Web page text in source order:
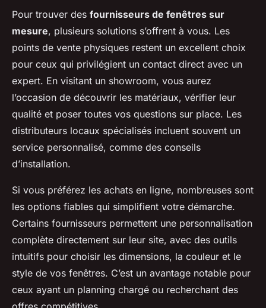
Pour trouver des fournisseurs de fenêtres sur
mesure, plusieurs solutions s’offrent à vous. Les
points de vente physiques restent un excellent choix
pour ceux qui privilégient un contact direct avec un
expert. En visitant un showroom, vous aurez
l’occasion de découvrir les matériaux, vérifier leur
qualité et poser toutes vos questions sur place. Les
distributeurs locaux spécialisés incluent souvent un
service personnalisé, comme des conseils
d’installation.
Si vous préférez les achats en ligne, nombreuses sont
les options fiables qui simplifient votre démarche.
Certains fournisseurs permettent une personnalisation
complète directement sur leur site, avec des outils
intuitifs pour choisir les dimensions, la couleur et le
style de vos fenêtres. C’est un avantage notable pour
ceux ayant un planning chargé ou recherchant des